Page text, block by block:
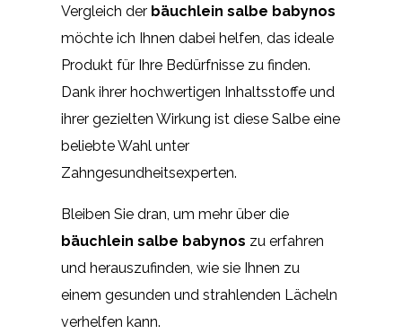
Vergleich der bäuchlein salbe babynos
möchte ich Ihnen dabei helfen, das ideale
Produkt für Ihre Bedürfnisse zu finden.
Dank ihrer hochwertigen Inhaltsstoffe und
ihrer gezielten Wirkung ist diese Salbe eine
beliebte Wahl unter
Zahngesundheitsexperten.
Bleiben Sie dran, um mehr über die
bäuchlein salbe babynos zu erfahren
und herauszufinden, wie sie Ihnen zu
einem gesunden und strahlenden Lächeln
verhelfen kann.